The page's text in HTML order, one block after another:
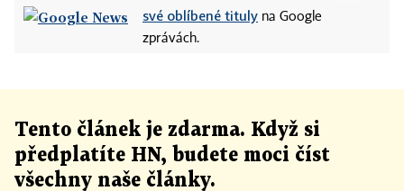
své oblíbené tituly na Google
zprávách.
Tento článek je zdarma. Když si
předplatíte HN, budete moci číst
všechny naše články.